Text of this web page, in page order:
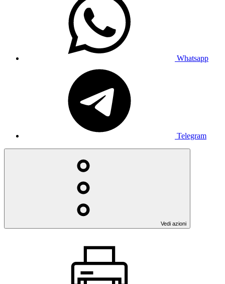
Whatsapp
Telegram
Vedi azioni